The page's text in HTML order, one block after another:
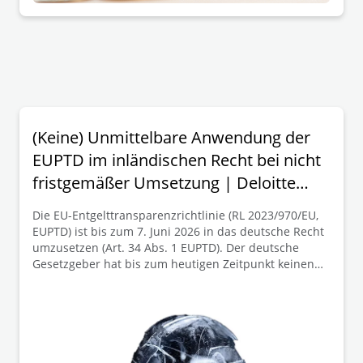
(Keine) Unmittelbare Anwendung der
EUPTD im inländischen Recht bei nicht
fristgemäßer Umsetzung | Deloitte
Legal Deutschland
Die EU-Entgelttransparenzrichtlinie (RL 2023/970/EU,
EUPTD) ist bis zum 7. Juni 2026 in das deutsche Recht
umzusetzen (Art. 34 Abs. 1 EUPTD). Der deutsche
Gesetzgeber hat bis zum heutigen Zeitpunkt keinen
EUPTD in dem im Jahr 2017 erlassenen
Entgelttransparenzgesetz (EntgTranspG I) vorsehen
wird) vorgelegt. Es ist zu erwarten, dass eine